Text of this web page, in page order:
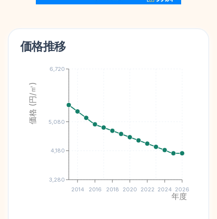
価格推移
2014 2016 2018 2020 2022 2024 2026
年度
3,280
4,180
5,080
6,720
価格 (円/㎡)